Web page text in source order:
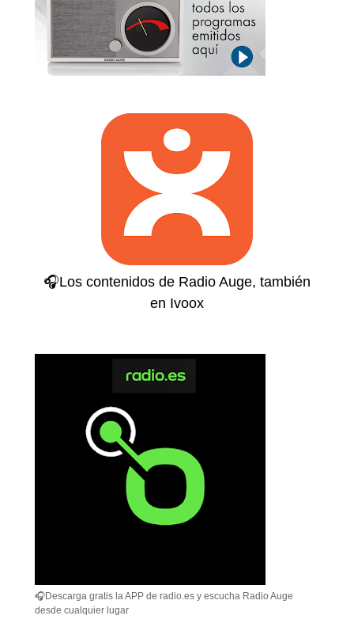
🎧Los contenidos de Radio Auge, también
en Ivoox
🎧Descarga gratis la APP de radio.es y escucha Radio Auge
desde cualquier lugar